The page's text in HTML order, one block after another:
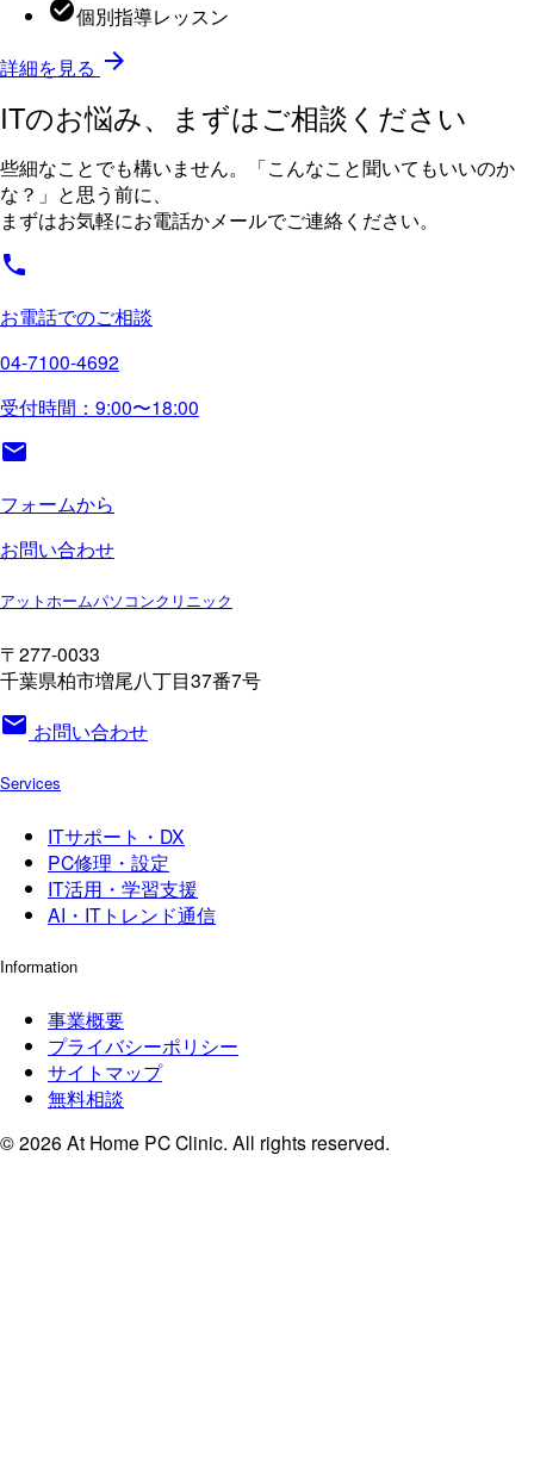
個別指導レッスン
詳細を見る
ITのお悩み、まずはご相談ください
些細なことでも構いません。「こんなこと聞いてもいいのか
な？」と思う前に、
まずはお気軽にお電話かメールでご連絡ください。
お電話でのご相談
04-7100-4692
受付時間：9:00〜18:00
フォームから
お問い合わせ
アットホームパソコンクリニック
〒277-0033
千葉県柏市増尾八丁目37番7号
mail お問い合わせ
Services
ITサポート・DX
PC修理・設定
IT活用・学習支援
AI・ITトレンド通信
Information
事業概要
プライバシーポリシー
サイトマップ
無料相談
© 2026 At Home PC Clinic. All rights reserved.